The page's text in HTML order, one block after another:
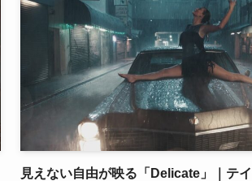
見えない自由が映る「Delicate」｜テ